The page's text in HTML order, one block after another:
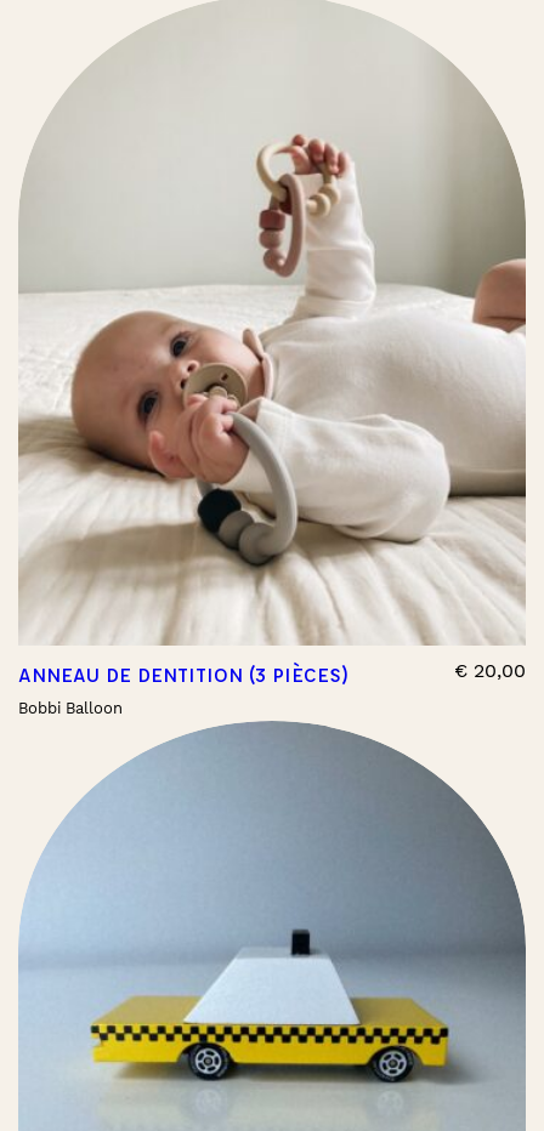
ANNEAU DE DENTITION (3 PIÈCES)
Bobbi Balloon
€ 20,00